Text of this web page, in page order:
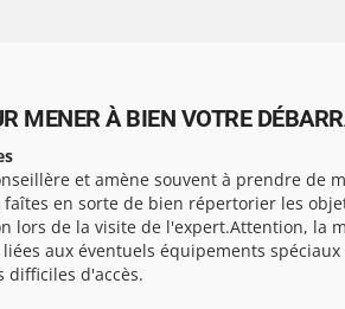
MENER À BIEN VOTRE
et amène souvent à prendre de
en sorte de bien répertorier les
lors de la visite de l'expert.Attention, la
aux éventuels équipements
difficiles d'accès.